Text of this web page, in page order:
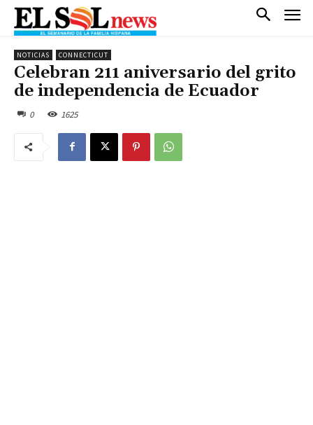
NOTICIAS CONNECTICUT
Celebran 211 aniversario del grito
de independencia de Ecuador
0 1625